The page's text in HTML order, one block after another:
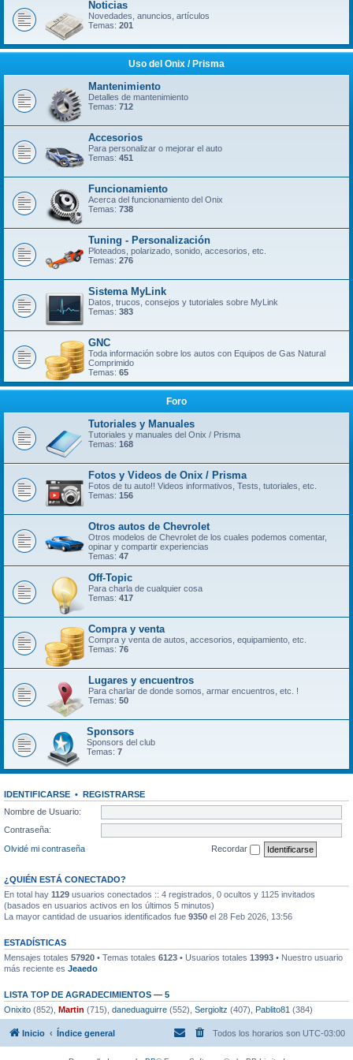
Noticias
Novedades, anuncios, artículos
Temas: 201
Uso del Onix / Prisma
Mantenimiento
Detalles de mantenimiento
Temas: 712
Accesorios
Para personalizar o mejorar el auto
Temas: 451
Funcionamiento
Acerca del funcionamiento del Onix
Temas: 738
Tuning - Personalización
Ploteados, polarizado, sonido, accesorios, etc.
Temas: 276
Sistema MyLink
Datos, trucos, consejos y tutoriales sobre MyLink
Temas: 383
GNC
Toda información sobre los autos con Equipos de Gas Natural
Comprimido
Temas: 65
Foro
Tutoriales y Manuales
Tutoriales y manuales del Onix / Prisma
Temas: 168
Fotos y Videos de Onix / Prisma
Fotos de tu auto!! Videos informativos, Tests, tutoriales, etc.
Temas: 156
Otros autos de Chevrolet
Otros modelos de Chevrolet de los cuales podemos comentar,
opinar y compartir experiencias
Temas: 47
Off-Topic
Para charla de cualquier cosa
Temas: 417
Compra y venta
Compra y venta de autos, accesorios, equipamiento, etc.
Temas: 76
Lugares y encuentros
Para charlar de donde somos, armar encuentros, etc. !
Temas: 50
Sponsors
Sponsors del club
Temas: 7
IDENTIFICARSE • REGISTRARSE
Nombre de Usuario:
Contraseña:
Olvidé mi contraseña
Recordar
¿QUIÉN ESTÁ CONECTADO?
En total hay 1129 usuarios conectados :: 4 registrados, 0 ocultos y 1125 invitados
(basados en usuarios activos en los últimos 5 minutos)
La mayor cantidad de usuarios identificados fue 9350 el 28 Feb 2026, 13:56
ESTADÍSTICAS
Mensajes totales 57920 • Temas totales 6123 • Usuarios totales 13993 • Nuestro usuario
más reciente es Jeaedo
LISTA TOP DE AGRADECIMIENTOS — 5
Onixito (852), Martin (715), daneduaguirre (552), Sergioltz (407), Pablito81 (384)
Inicio Índice general Todos los horarios son UTC-03:00